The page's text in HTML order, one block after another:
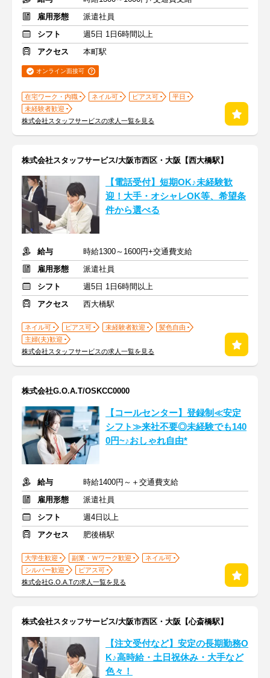
雇用形態
派遣社員
シフト
週5日 1日6時間以上
アクセス
本町駅
オンライン面接可
在宅ワーク・内職 ネイル可 ピアス可
平日
未経験者歓迎
株式会社スタッフサービスの求人一覧を見る
株式会社スタッフサービス/大阪市西区・大阪【西大橋駅】
【電話受付】短期OK♪未経験歓
迎！大手・オシャレOK等、希望条
件から選べる
給与
時給1300～1600円+交通費支給
雇用形態
派遣社員
シフト
週5日 1日6時間以上
アクセス
西大橋駅
ネイル可 ピアス可 未経験者歓迎
髪色自由
主婦(夫)歓迎
株式会社スタッフサービスの求人一覧を見る
株式会社G.O.A.T/OSKCC0000
【コールセンター】登録制≪安定
シフト≫来社不要◎未経験でも140
0円~♪おしゃれ自由*
給与
時給1400円～＋交通費支給
雇用形態
派遣社員
シフト
週4日以上
アクセス
肥後橋駅
大学生歓迎 副業・Ｗワーク歓迎
ネイル可
シルバー歓迎
ピアス可
株式会社G.O.A.Tの求人一覧を見る
株式会社スタッフサービス/大阪市西区・大阪【心斎橋駅】
【注文受付など】安定の長期勤務O
K♪高時給・土日祝休み・大手など
色々！